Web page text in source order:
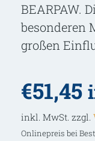
BEARPAW.
besonderen
großen
€51,45
inkl. MwSt. zzgl.
Onlinepreis bei